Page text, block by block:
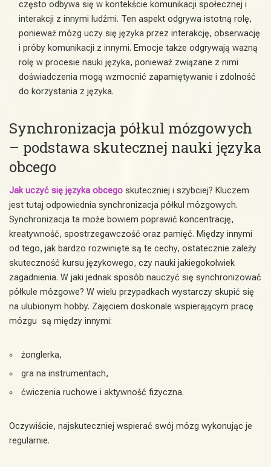
często odbywa się w kontekście komunikacji społecznej i
interakcji z innymi ludźmi. Ten aspekt odgrywa istotną rolę,
ponieważ mózg uczy się języka przez interakcję, obserwację
i próby komunikacji z innymi. Emocje także odgrywają ważną
rolę w procesie nauki języka, ponieważ związane z nimi
doświadczenia mogą wzmocnić zapamiętywanie i zdolność
do korzystania z języka.
Synchronizacja półkul mózgowych
– podstawa skutecznej nauki języka
obcego
Jak uczyć się języka obcego skuteczniej i szybciej? Kluczem
jest tutaj odpowiednia synchronizacja półkul mózgowych.
Synchronizacja ta może bowiem poprawić koncentrację,
kreatywność, spostrzegawczość oraz pamięć. Między innymi
od tego, jak bardzo rozwinięte są te cechy, ostatecznie zależy
skuteczność kursu językowego, czy nauki jakiegokolwiek
zagadnienia. W jaki jednak sposób nauczyć się synchronizować
półkule mózgowe? W wielu przypadkach wystarczy skupić się
na ulubionym hobby. Zajęciem doskonale wspierającym pracę
mózgu są między innymi:
żonglerka,
gra na instrumentach,
ćwiczenia ruchowe i aktywność fizyczna.
Oczywiście, najskuteczniej wspierać swój mózg wykonując je
regularnie.